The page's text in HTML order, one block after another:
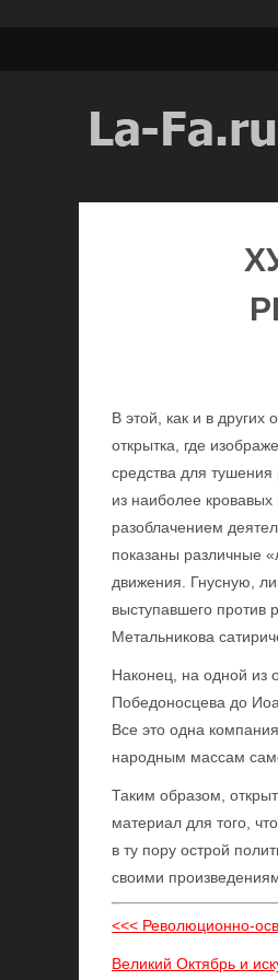
В этой, как и в других
открытка, где
средства для тушения
из наиболее
разоблачением
показаны различные
движения. Гнусную,
выступавшего против
Метальникова
Наконец, на одной из
Победоносцева до
Все это одна
народным массам
Таким образом,
материал для того,
в ту пору острой
своими
<<< Революционно-
Великий Октябрь и